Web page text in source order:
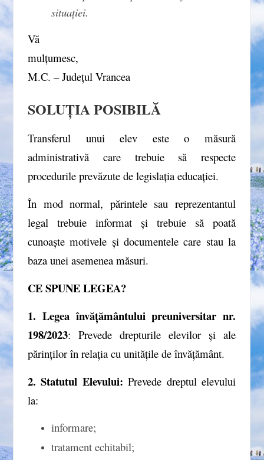
situației.
Vă
M.C. – Județul Vrancea
SOLUȚIA POSIBILĂ
Transferul unui elev este o măsură
administrativă care trebuie să respecte
procedurile prevăzute de legislația educației.
În mod normal, părintele sau reprezentantul
legal trebuie informat și trebuie să poată
cunoaște motivele și documentele care stau la
baza unei asemenea măsuri.
CE SPUNE LEGEA?
1. Legea învățământului preuniversitar nr.
198/2023: Prevede drepturile elevilor și ale
părinților în relația cu unitățile de învățământ.
2. Statutul Elevului: Prevede dreptul elevului
la:
informare;
tratament echitabil;